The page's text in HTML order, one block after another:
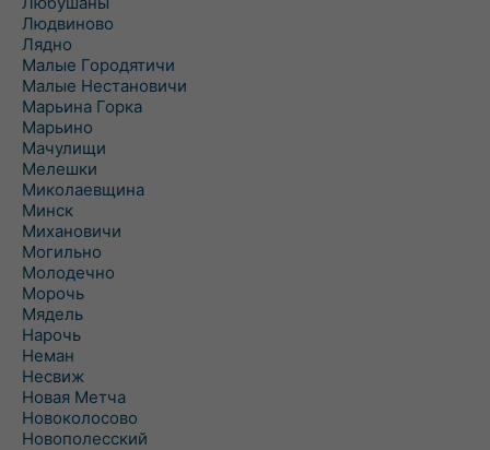
Людвиново
Лядно
Малые Городятичи
Малые Нестановичи
Марьина Горка
Марьино
Мачулищи
Мелешки
Миколаевщина
Минск
Михановичи
Могильно
Молодечно
Морочь
Мядель
Нарочь
Неман
Несвиж
Новая Метча
Новоколосово
Новополесский